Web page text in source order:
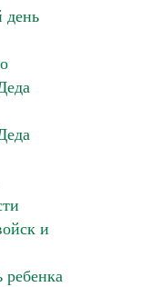
день
и